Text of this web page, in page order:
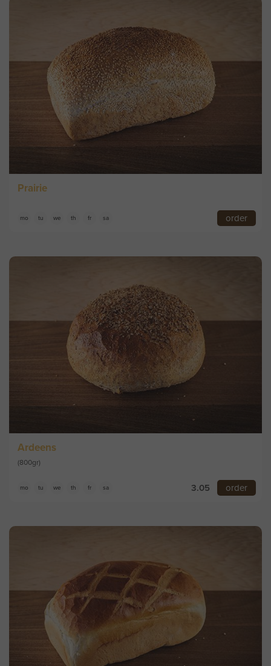
Prairie
mo tu we th fr sa order
Ardeens
(800gr)
mo tu we th fr sa 3.05 order